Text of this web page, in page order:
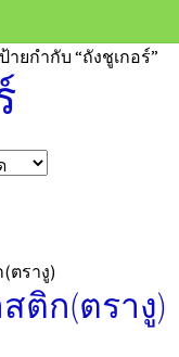
ยกำกับ “ถังชูเกอร์”
ติก(ตรางู)